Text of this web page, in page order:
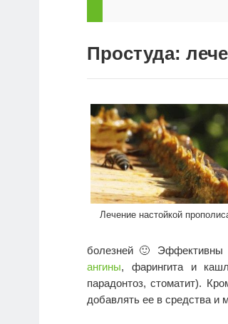
Простуда:
Лечение настойкой
болезней 🙂
ангины, фарингита и
парадонтоз, стоматит).
добавлять ее в средства и